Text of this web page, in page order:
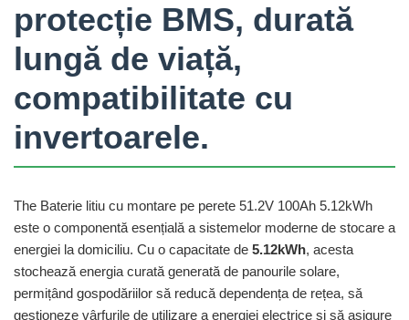
protecție BMS, durată
lungă de viață,
compatibilitate cu
invertoarele.
The Baterie litiu cu montare pe perete 51.2V 100Ah 5.12kWh
este o componentă esențială a sistemelor moderne de stocare a
energiei la domiciliu. Cu o capacitate de 5.12kWh, acesta
stochează energia curată generată de panourile solare,
permițând gospodăriilor să reducă dependența de rețea, să
gestioneze vârfurile de utilizare a energiei electrice și să asigure